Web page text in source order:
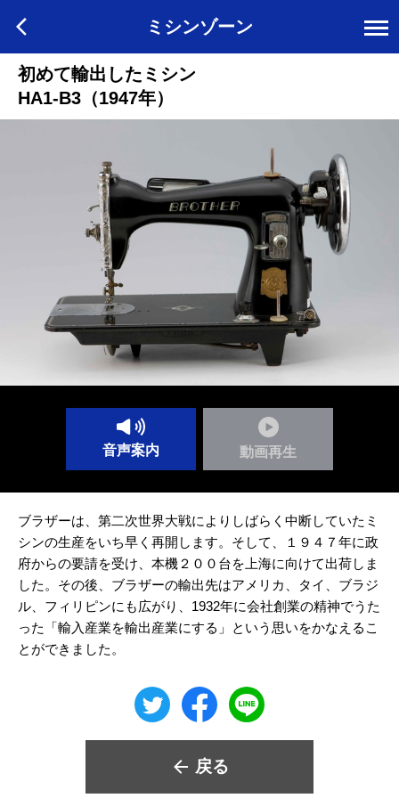
ミシンゾーン
初めて輸出したミシン
HA1-B3（1947年）
音声案内 動画再生
ブラザーは、第二次世界大戦によりしばらく中断していたミ
シンの生産をいち早く再開します。そして、１９４７年に政
府からの要請を受け、本機２００台を上海に向けて出荷しま
した。その後、ブラザーの輸出先はアメリカ、タイ、ブラジ
ル、フィリピンにも広がり、1932年に会社創業の精神でうた
った「輸入産業を輸出産業にする」という思いをかなえるこ
とができました。
戻る